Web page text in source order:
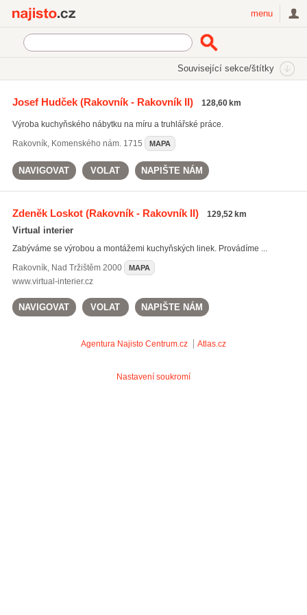
menu
Související sekce/štítky
Josef Hudček(Rakovník - Rakovník II) 128,60 km
Výroba kuchyňského nábytku na míru a truhlářské práce.
Rakovník, Komenského nám. 1715 MAPA
NAVIGOVAT VOLAT NAPIŠTE NÁM
Zdeněk Loskot(Rakovník - Rakovník II) 129,52 km
Virtual interier
Zabýváme se výrobou a montážemi kuchyňských linek. Provádíme ...
Rakovník, Nad Tržištěm 2000 MAPA
www.virtual-interier.cz
NAVIGOVAT VOLAT NAPIŠTE NÁM
Agentura Najisto Centrum.cz Atlas.cz
Nastavení soukromí